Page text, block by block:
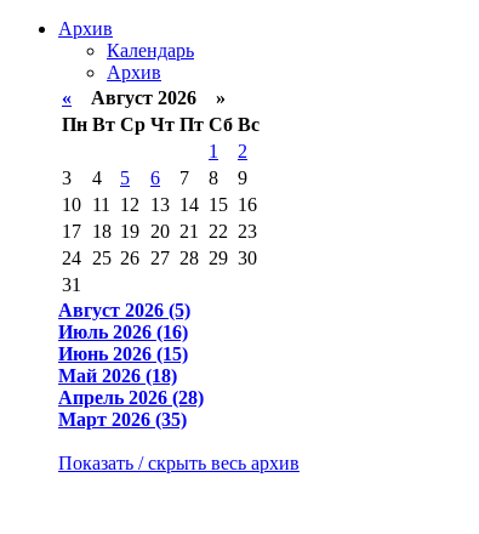
Архив
Календарь
Архив
« Август 2026 »
Пн Вт Ср Чт Пт Сб Вс
1
2
3
4 5 6 7 8
9
10 11 12 13 14 15 16
17 18 19 20 21 22 23
24 25 26 27 28 29 30
31
Август 2026 (5)
Июль 2026 (16)
Июнь 2026 (15)
Май 2026 (18)
Апрель 2026 (28)
Март 2026 (35)
Показать / скрыть весь архив